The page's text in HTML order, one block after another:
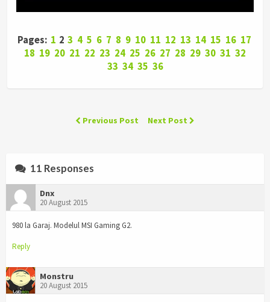
Pages: 1 2 3 4 5 6 7 8 9 10 11 12 13 14 15 16 17
18 19 20 21 22 23 24 25 26 27 28 29 30 31 32
33 34 35 36
Previous Post Next Post
11 Responses
Dnx
20 August 2015
980 la Garaj. Modelul MSI Gaming G2.
Reply
Monstru
20 August 2015